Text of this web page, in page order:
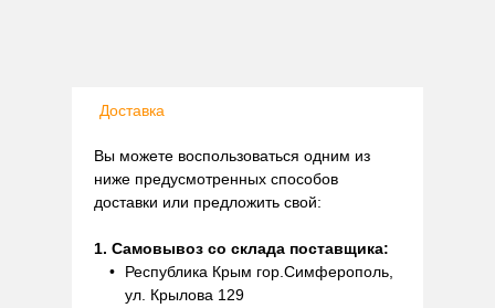
Доставка
Вы можете воспользоваться одним из
ниже предусмотренных способов
доставки или предложить свой:
1. Самовывоз со склада поставщика:
Республика Крым гор.Симферополь,
ул. Крылова 129